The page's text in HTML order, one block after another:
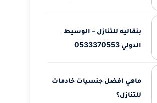
بنقاليه للتنازل – الوسيط
الدولي 0533370553
ماهي افضل جنسيات خادمات
للتنازل؟